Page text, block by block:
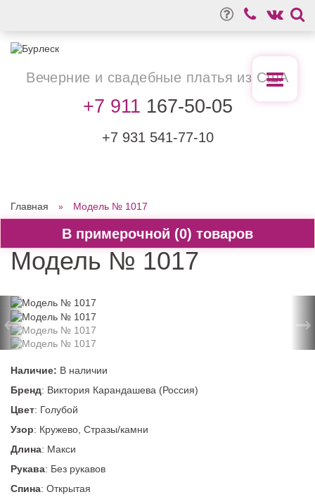
0
Вечерние и свадебные платья из США
+7 911 167-50-05
+7 931 541-77-10
Главная Модель № 1017
Модель № 1017
← →
Наличие: В наличии
Бренд: Виктория Карандашева (Россия)
Цвет: Голубой
Узор: Кружево, Стразы/камни
Длина: Макси
Рукава: Без рукавов
Спина: Открытая